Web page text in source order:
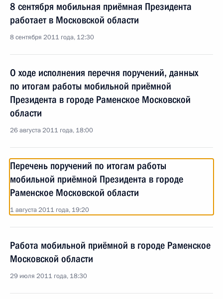
8 сентября мобильная приёмная Президента
работает в Московской области
8 сентября 2011 года, 12:30
О ходе исполнения перечня поручений, данных
по итогам работы мобильной приёмной
Президента в городе Раменское Московской
области
26 августа 2011 года, 18:00
Перечень поручений по итогам работы
мобильной приёмной Президента в городе
Раменское Московской области
1 августа 2011 года, 19:20
Работа мобильной приёмной в городе Раменское
Московской области
29 июля 2011 года, 18:30